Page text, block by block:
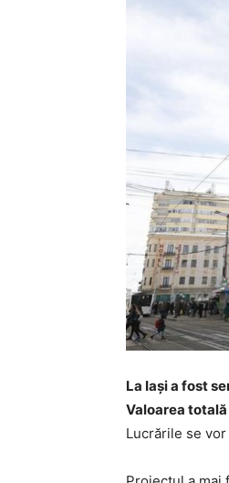
La Iaşi a fost
Valoarea
Lucrările se